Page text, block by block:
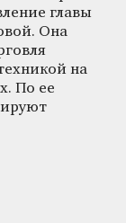
главы
Она
на
По ее